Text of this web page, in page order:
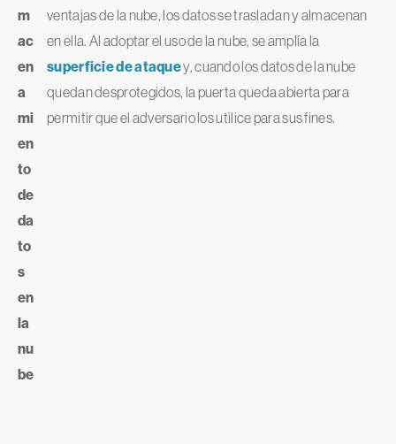
m
ac
en
a
mi
en
to
de
da
to
s
en
la
nu
be
ventajas de la nube, los datos se trasladan y almacenan
en ella. Al adoptar el uso de la nube, se amplía la
superficie de ataquey, cuando los datos de la nube
quedan desprotegidos, la puerta queda abierta para
permitir que el adversario los utilice para sus fines.